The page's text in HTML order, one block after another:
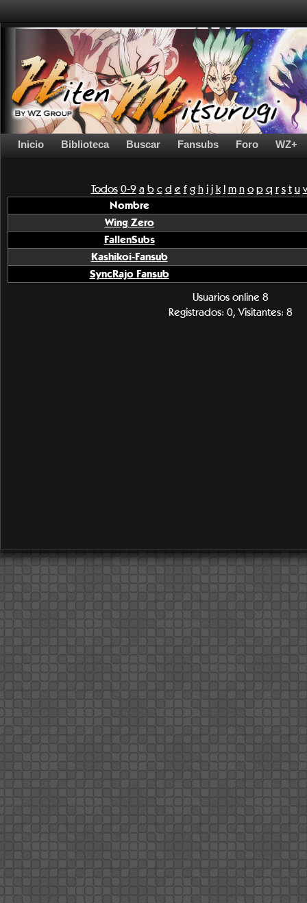
Inicio Biblioteca Buscar Fansubs Foro WZ+
Todos 0-9 a b c d e f g h i j k l m n o p q r s t u v
Nombre
Wing Zero
FallenSubs
Kashikoi-Fansub
SyncRajo Fansub
Usuarios online 8
Registrados: 0, Visitantes: 8